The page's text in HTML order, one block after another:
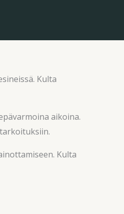
Kulta
aikoina.
Kulta